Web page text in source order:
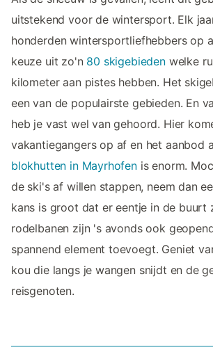
uitstekend voor de wintersport. Elk
honderden wintersportliefhebbers op
keuze uit zo'n 80 skigebiedenwelke
kilometer aan pistes hebben. Het
een van de populairste gebieden. En
heb je vast wel van gehoord. Hier
vakantiegangers op af en het aanbod
blokhutten in Mayrhofenis enorm.
de ski's af willen stappen, neem dan
kans is groot dat er eentje in de buurt
rodelbanen zijn 's avonds ook
spannend element toevoegt. Geniet
kou die langs je wangen snijdt en de
reisgenoten.